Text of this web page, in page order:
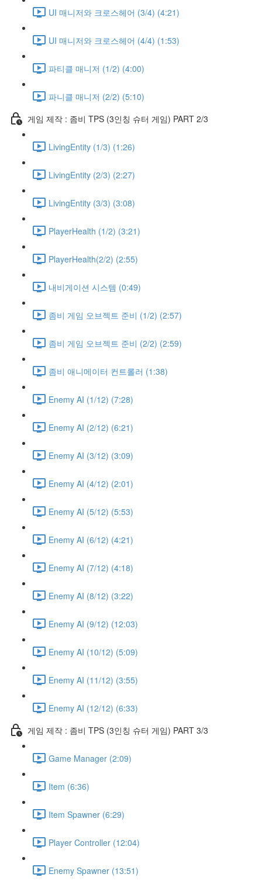
UI 매니저와 크로스헤어 (3/4) (4:21)
UI 매니저와 크로스헤어 (4/4) (1:53)
파티클 매니저 (1/2) (4:00)
파니클 매니저 (2/2) (5:10)
게임 제작 : 좀비 TPS (3인칭 슈터 게임) PART 2/3
LivingEntity (1/3) (1:26)
LivingEntity (2/3) (2:27)
LivingEntity (3/3) (3:08)
PlayerHealth (1/2) (3:21)
PlayerHealth(2/2) (2:55)
내비게이션 시스템 (0:49)
좀비 게임 오브젝트 준비 (1/2) (2:57)
좀비 게임 오브젝트 준비 (2/2) (2:59)
좀비 애니메이터 컨트롤러 (1:38)
Enemy AI (1/12) (7:28)
Enemy AI (2/12) (6:21)
Enemy AI (3/12) (3:09)
Enemy AI (4/12) (2:01)
Enemy AI (5/12) (5:53)
Enemy AI (6/12) (4:21)
Enemy AI (7/12) (4:18)
Enemy AI (8/12) (3:22)
Enemy AI (9/12) (12:03)
Enemy AI (10/12) (5:09)
Enemy AI (11/12) (3:55)
Enemy AI (12/12) (6:33)
게임 제작 : 좀비 TPS (3인칭 슈터 게임) PART 3/3
Game Manager (2:09)
Item (6:36)
Item Spawner (6:29)
Player Controller (12:04)
Enemy Spawner (13:51)